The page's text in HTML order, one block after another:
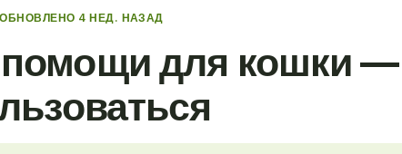
ОБНОВЛЕНО 4 НЕД. НАЗАД
для кошки —